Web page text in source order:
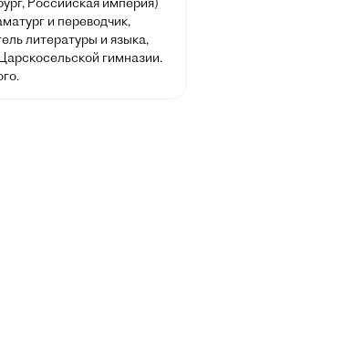
и переводчик,
литературы и языка,
гимназии.